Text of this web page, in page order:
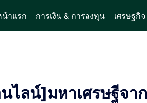
น้าแรก การเงิน & การลงทุน เศรษฐกิ
ไลน์]มหาเศรษฐีจา